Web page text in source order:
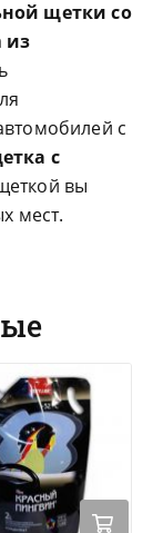
щетки со
из
с
с
вы
мест.